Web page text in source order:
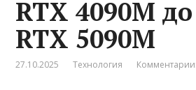
RTX 4090M
RTX 5090M
27.10.2025 Технология